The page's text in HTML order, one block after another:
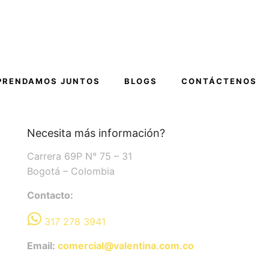
JUNTOS BLOGS CONTÁCTENOS
Necesita más información?
Carrera 69P N° 75 – 31
Bogotá – Colombia
Contacto:
317 278 3941
Email: comercial@valentina.com.co